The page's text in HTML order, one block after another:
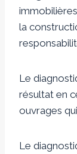
la
Le
résultat en
ouvrages
Le